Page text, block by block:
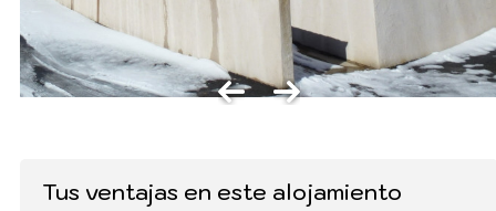
Tus ventajas en este alojamiento